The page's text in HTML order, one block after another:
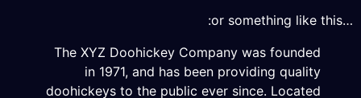
…or something like this:
The XYZ Doohickey Company was founded
in 1971, and has been providing quality
doohickeys to the public ever since. Located